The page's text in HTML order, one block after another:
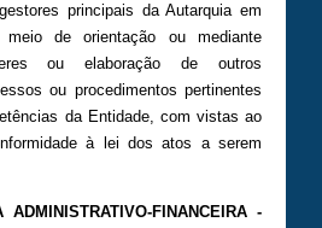
principais da Autarquia em
de orientação ou mediante
ou elaboração de outros
ou procedimentos pertinentes
da Entidade, com vistas ao
à lei dos atos a serem
ADMINISTRATIVO-FINANCEIRA -